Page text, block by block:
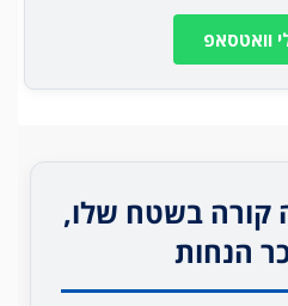
וואטסאפ
קורה בשטח שלו,
הנחות